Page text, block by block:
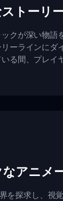
トーリ
クが深い物語
ーラインにダ
る間、プレイ
アニメ
を探求し、視